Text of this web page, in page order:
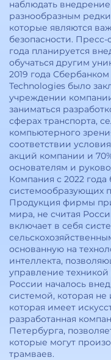
наблюдать внедрение
разнообразным
которые являются
безопасности.
года планируется
обучаться другим
2019 года
Technologies было
учреждении
заниматься
сферах транспорта,
компьютерного
соответствии
акций компании и
основателям и
Компания с 2022 года
системообразующих
Продукция фирмы
мира, не считая
включает в себя
основанную на
интеллекта,
управление
России началось
системой, которая
которая имеет
разработанная
Петербурга,
которые могут
трамваев.